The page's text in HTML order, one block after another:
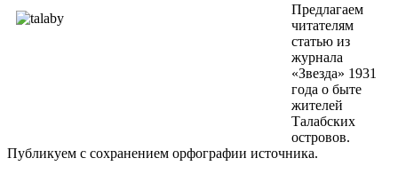
Предлагаем
читателям
статью из
журнала
«Звезда» 1931
года о быте
жителей
Талабских
островов.
Публикуем с сохранением орфографии источника.